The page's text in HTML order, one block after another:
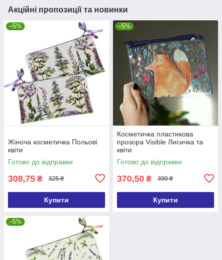
Акційні пропозиції та новинки
–5%
Жіноча косметичка Польові
квіти
Готово до відправки
308,75 ₴ 325 ₴
Купити
–5%
Косметичка пластикова
прозора Visible Лисичка та
квіти
Готово до відправки
370,50 ₴ 390 ₴
Купити
–5%